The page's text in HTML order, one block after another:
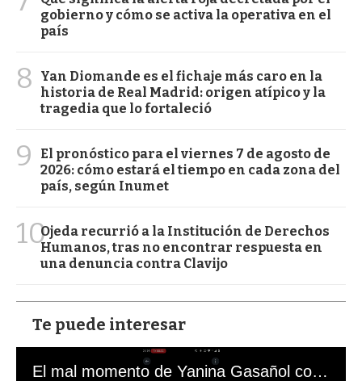
gobierno y cómo se activa la operativa en el
país
8
Yan Diomande es el fichaje más caro en la
historia de Real Madrid: origen atípico y la
tragedia que lo fortaleció
9
El pronóstico para el viernes 7 de agosto de
2026: cómo estará el tiempo en cada zona del
país, según Inumet
10Ojeda recurrió a la Institución de Derechos
Humanos, tras no encontrar respuesta en
una denuncia contra Clavijo
Te puede interesar
El mal momento de Yanina Gasañol con un hincha argentino en "Subrayado"